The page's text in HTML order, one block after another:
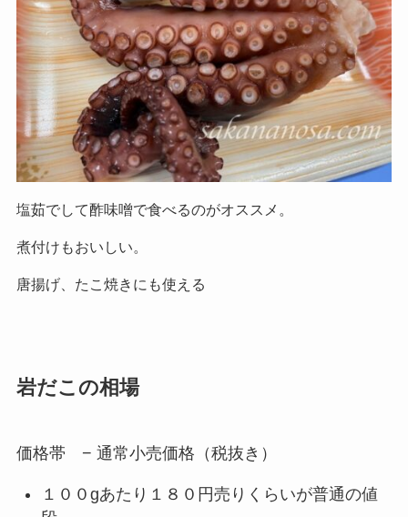
塩茹でして酢味噌で食べるのがオススメ。
煮付けもおいしい。
唐揚げ、たこ焼きにも使える
岩だこの相場
価格帯 − 通常小売価格（税抜き）
１００gあたり１８０円売りくらいが普通の値